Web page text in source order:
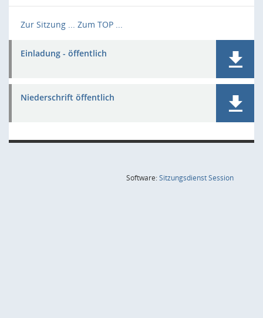
Zur Sitzung ... Zum TOP ...
Einladung - öffentlich
Niederschrift öffentlich
Software:SitzungsdienstSession(Wird in